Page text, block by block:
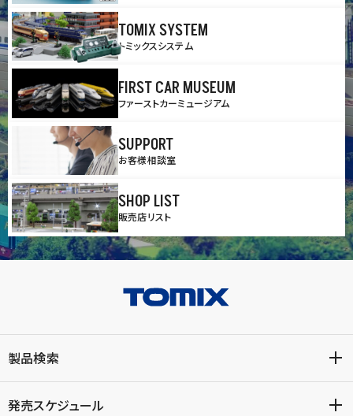
TOMIX SYSTEM
トミックスシステム
FIRST CAR MUSEUM
ファーストカーミュージアム
SUPPORT
お客様相談室
SHOP LIST
販売店リスト
製品検索
発売スケジュール